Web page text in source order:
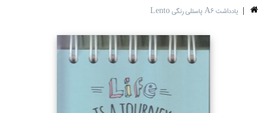
يادداشت A6 پاستلي رنگي Lento